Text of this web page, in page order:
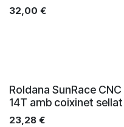
32,00 €
Roldana SunRace CNC
14T amb coixinet sellat
23,28 €